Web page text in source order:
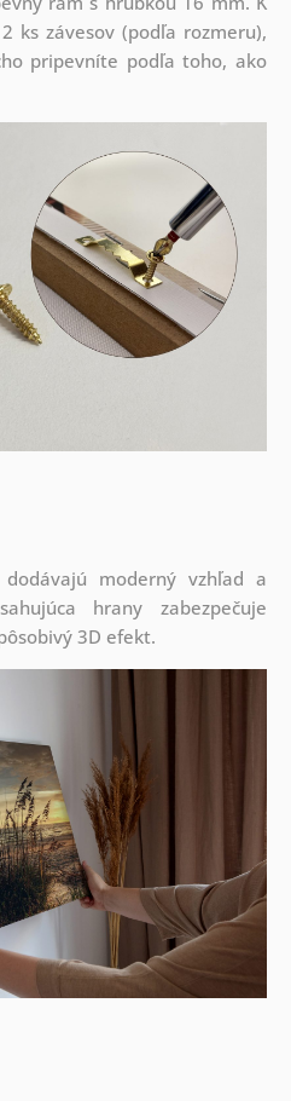
ks závesov (podľa rozmeru),
pripevníte podľa toho, ako
moderný vzhľad a
hrany zabezpečuje
3D efekt.